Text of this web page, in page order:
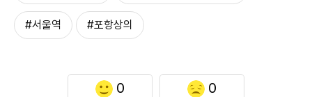
#서울역 #포항상의
0 0